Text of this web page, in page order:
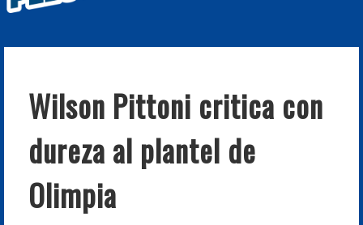
Wilson Pittoni critica con
dureza al plantel de
Olimpia